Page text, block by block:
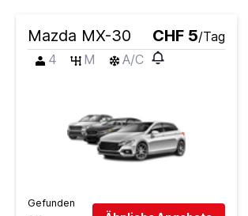
Mazda MX-30 CHF 5/Tag
4
M A/C
Gefunden